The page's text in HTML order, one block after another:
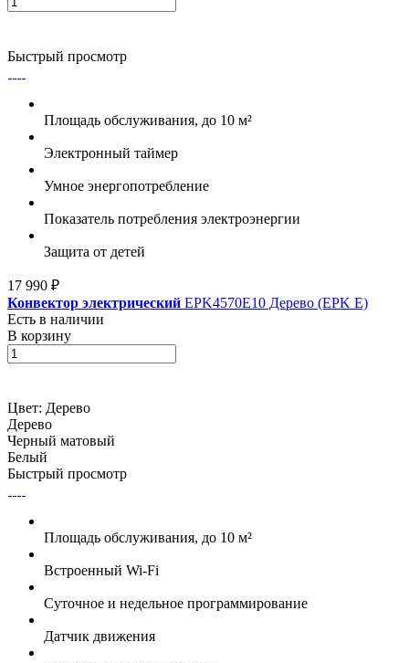
Быстрый просмотр
Площадь обслуживания, до 10 м²
Электронный таймер
Умное энергопотребление
Показатель потребления электроэнергии
Защита от детей
17 990 ₽
Конвектор электрический EPK4570E10 Дерево (EPK E)
Есть в наличии
В корзину
Цвет: Дерево
Дерево
Черный матовый
Белый
Быстрый просмотр
Площадь обслуживания, до 10 м²
Встроенный Wi-Fi
Суточное и недельное программирование
Датчик движения